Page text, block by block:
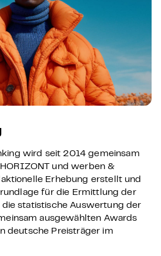
wird seit 2014 gemeinsam
und werben &
Erhebung erstellt und
für die Ermittlung der
die statistische Auswertung der
ausgewählten Awards
deutsche Preisträger im